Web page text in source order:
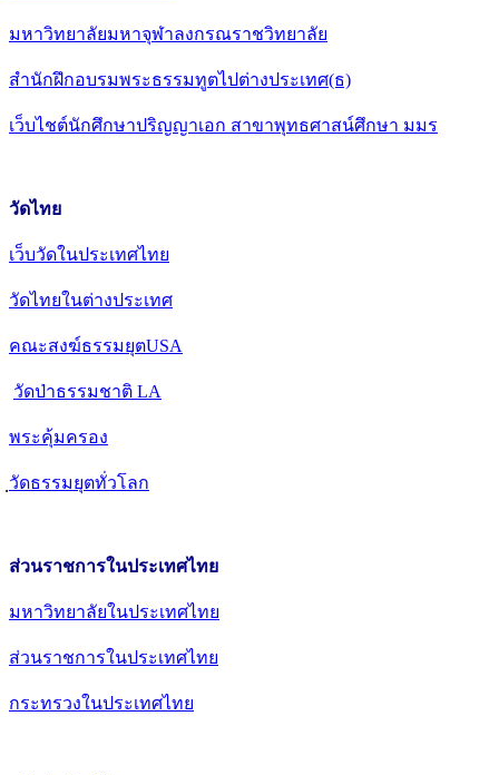
มหาวิทยาลัยมหาจุฬาลงกรณราชวิทยาลัย
สำนักฝึกอบรมพระธรรมทูตไปต่างประเทศ(ธ)
เว็บไชต์นักศึกษาปริญญาเอก สาขาพุทธศาสน์ศึกษา มมร
วัดไทย
เว็บวัดในประเทศไทย
วัดไทยในต่างประเทศ
คณะสงฆ์ธรรมยุตUSA
วัดป่าธรรมชาติ LA
พระคุ้มครอง
วัดธรรมยุตทั่วโลก
ส่วนราชการในประเทศไทย
มหาวิทยาลัยในประเทศไทย
ส่วนราชการในประเทศไทย
กระทรวงในประเทศไทย